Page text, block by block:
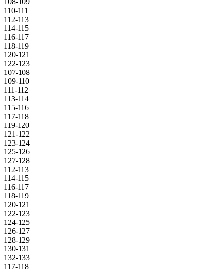
110-111
112-113
114-115
116-117
118-119
120-121
122-123
107-108
109-110
111-112
113-114
115-116
117-118
119-120
121-122
123-124
125-126
127-128
112-113
114-115
116-117
118-119
120-121
122-123
124-125
126-127
128-129
130-131
132-133
117-118